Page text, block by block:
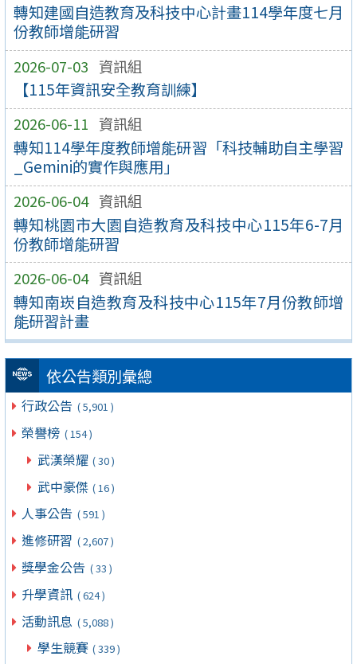
轉知建國自造教育及科技中心計畫114學年度七月
份教師增能研習
2026-07-03 資訊組
【115年資訊安全教育訓練】
2026-06-11 資訊組
轉知114學年度教師增能研習「科技輔助自主學習
_Gemini的實作與應用」
2026-06-04 資訊組
轉知桃園市大園自造教育及科技中心115年6-7月
份教師增能研習
2026-06-04 資訊組
轉知南崁自造教育及科技中心115年7月份教師增
能研習計畫
依公告類別彙總
行政公告 ( 5,901 )
榮譽榜 ( 154 )
武漢榮耀 ( 30 )
武中豪傑 ( 16 )
人事公告 ( 591 )
進修研習 ( 2,607 )
獎學金公告 ( 33 )
升學資訊 ( 624 )
活動訊息 ( 5,088 )
學生競賽 ( 339 )